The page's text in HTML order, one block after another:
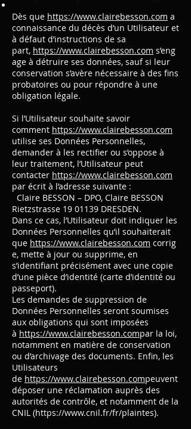
Dès que https://www.clairebesson.com a
connaissance du décès d’un Utilisateur et
à défaut d’instructions de sa
part, https://www.clairebesson.com s’eng
age à détruire ses données, sauf si leur
conservation s’avère nécessaire à des fins
probatoires ou pour répondre à une
obligation légale.
Si l’Utilisateur souhaite savoir
comment https://www.clairebesson.com
utilise ses Données Personnelles,
demander à les rectifier ou s’oppose à
leur traitement, l’Utilisateur peut
contacter https://www.clairebesson.com
par écrit à l’adresse suivante :
Claire BESSON – DPO, Claire BESSON
Rietzstrasse 19 01139 DRESDEN.
Dans ce cas, l’Utilisateur doit indiquer les
Données Personnelles qu’il souhaiterait
que https://www.clairebesson.com corrig
e, mette à jour ou supprime, en
s’identifiant précisément avec une copie
d’une pièce d’identité (carte d’identité ou
passeport).
Les demandes de suppression de
Données Personnelles seront soumises
aux obligations qui sont imposées
à https://www.clairebesson.compar la loi,
notamment en matière de conservation
ou d’archivage des documents. Enfin, les
Utilisateurs
de https://www.clairebesson.compeuvent
déposer une réclamation auprès des
autorités de contrôle, et notamment de la
CNIL (https://www.cnil.fr/fr/plaintes).